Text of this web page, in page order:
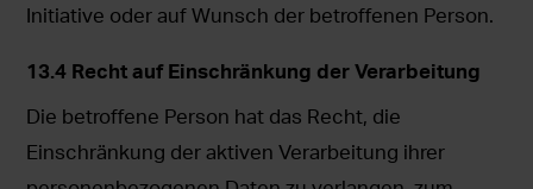
Initiative oder auf Wunsch der betroffenen Person.
13.4 Recht auf Einschränkung der Verarbeitung
Die betroffene Person hat das Recht, die
Einschränkung der aktiven Verarbeitung ihrer